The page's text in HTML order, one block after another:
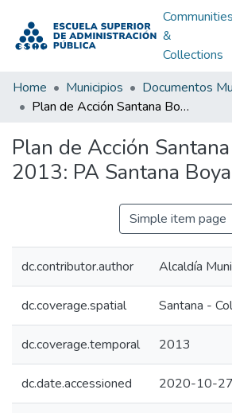
Communities
&
Collections
Home Municipios
Documentos
Plan de Acción Santana Boyacá 2013: PA Santana Boyacá 2013
Plan de Acción
2013: PA Santana
Simple item page
dc.contributor.author Alcaldía
dc.coverage.spatial Santana -
dc.coverage.temporal 2013
dc.date.accessioned 2020-10-